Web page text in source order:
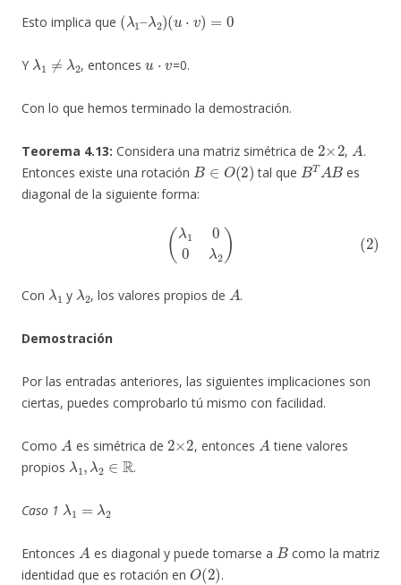
Esto implica que
(λ λ 2 ( =
Y
λ λ 2
, entonces =0.
Con lo que hemos terminado la demostración.
Teorema 4.13: Considera una matriz simétrica de
2 2
,
A
.
Entonces existe una rotación
B∈O(2)
tal que
BTAB
es
diagonal de la siguiente forma:
(2)(λ 0λ2
Con
λ
y
λ
, los valores propios de
A
.
Demostración
Por las entradas anteriores, las siguientes implicaciones son
ciertas, puedes comprobarlo tú mismo con facilidad.
Como
A
es simétrica de
2 2
, entonces
A
tiene valores
propios
λ1,λ2∈R
.
Caso 1
λ 2
Entonces
A
es diagonal y puede tomarse a
B
como la matriz
identidad que es rotación en
O(2)
.